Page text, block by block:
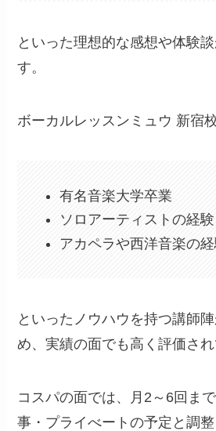
といった理想的な感想や体験
す。
ボーカルレッスンミュウ 新宿
有名音楽大学卒業
ソロアーティストの経験
アカペラや西洋音楽の
といったノウハウを持つ講師
め、実績の面でも高く評価され
コスパの面では、月2～6回ま
事・プライべートの予定と調